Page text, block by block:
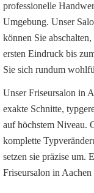
professionelle
Umgebung. Unser
können Sie
ersten Eindruck bis
Sie sich rundum
Unser Friseursalon in
exakte Schnitte,
auf höchstem Niveau.
komplette
setzen sie präzise um.
Friseursalon in